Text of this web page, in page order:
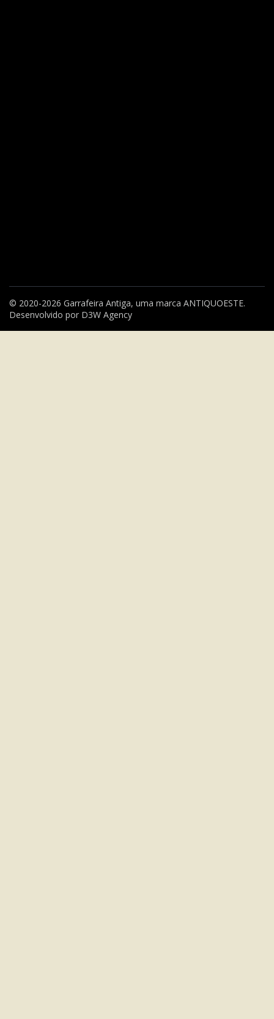
© 2020-2026 Garrafeira Antiga, uma marca ANTIQUOESTE.
Desenvolvido por D3W Agency